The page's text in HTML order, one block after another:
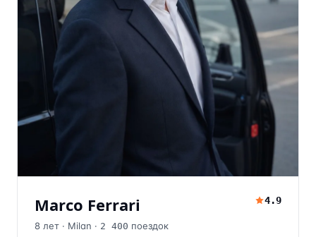
Marco Ferrari
8 лет · Milan · 2 400 поездок
4.9